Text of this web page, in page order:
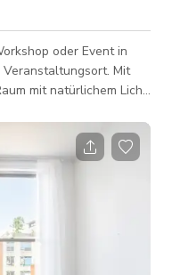
oder Event in
Mit
mit natürlichem Licht
und
oder eine
ist darauf ausgelegt,